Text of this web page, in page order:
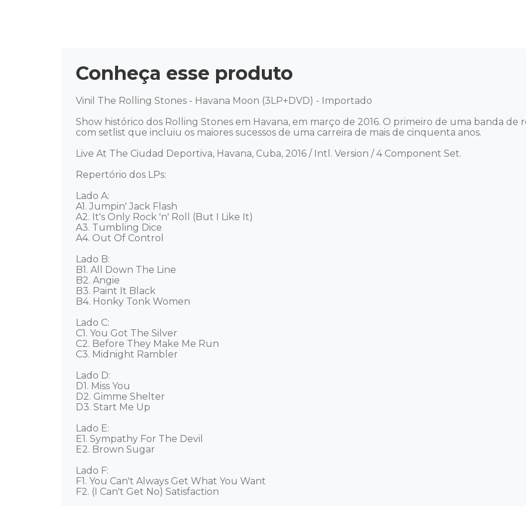
Conheça esse produto
Vinil The Rolling Stones - Havana Moon (3LP+DVD) - Importado
Show histórico dos Rolling Stones em Havana, em março de 2016. O primeiro de uma banda
com setlist que incluiu os maiores sucessos de uma carreira de mais de cinquenta anos.
Live At The Ciudad Deportiva, Havana, Cuba, 2016 / Intl. Version / 4 Component Set.
Repertório dos LPs:
Lado A:
A1. Jumpin' Jack Flash
A2. It's Only Rock 'n' Roll (But I Like It)
A3. Tumbling Dice
A4. Out Of Control
Lado B:
B1. All Down The Line
B2. Angie
B3. Paint It Black
B4. Honky Tonk Women
Lado C:
C1. You Got The Silver
C2. Before They Make Me Run
C3. Midnight Rambler
Lado D:
D1. Miss You
D2. Gimme Shelter
D3. Start Me Up
Lado E:
E1. Sympathy For The Devil
E2. Brown Sugar
Lado F:
F1. You Can't Always Get What You Want
F2. (I Can't Get No) Satisfaction